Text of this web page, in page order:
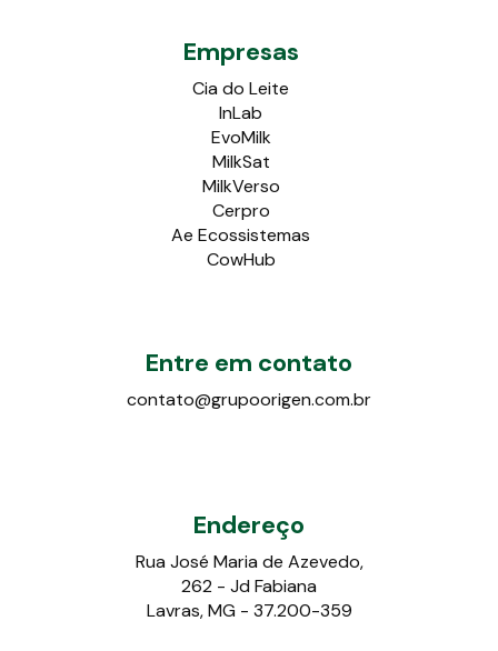
Empresas
Cia do Leite
InLab
EvoMilk
MilkSat
MilkVerso
Cerpro
Ae Ecossistemas
CowHub
Entre em contato
contato@grupoorigen.com.br
Endereço
Rua José Maria de Azevedo,
262 - Jd Fabiana
Lavras, MG - 37.200-359